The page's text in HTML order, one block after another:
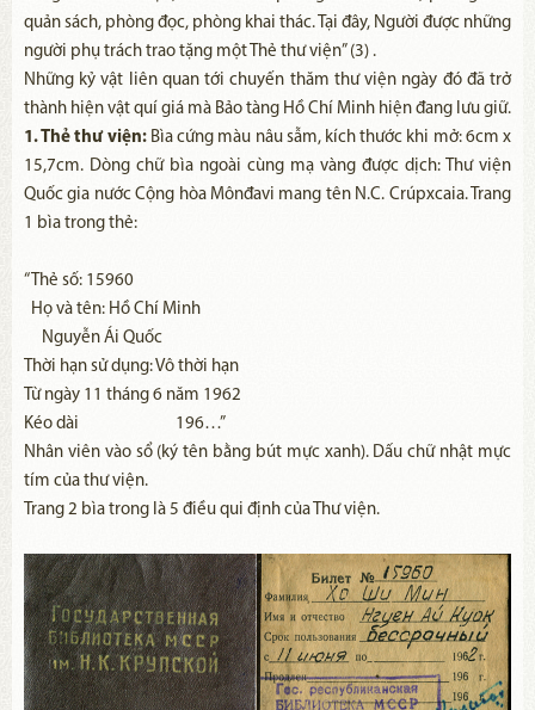
quản sách, phòng đọc, phòng khai thác. Tại đây, Người được những
người phụ trách trao tặng một Thẻ thư viện” (3) .
Những kỷ vật liên quan tới chuyến thăm thư viện ngày đó đã trở
thành hiện vật quí giá mà Bảo tàng Hồ Chí Minh hiện đang lưu giữ.
1. Thẻ thư viện:Bìa cứng màu nâu sẫm, kích thước khi mở: 6cm x
15,7cm. Dòng chữ bìa ngoài cùng mạ vàng được dịch: Thư viện
Quốc gia nước Cộng hòa Mônđavi mang tên N.C. Crúpxcaia. Trang
1 bìa trong thẻ:
“Thẻ số: 15960
Họ và tên: Hồ Chí Minh
Nguyễn Ái Quốc
Thời hạn sử dụng: Vô thời hạn
Từ ngày 11 tháng 6 năm 1962
Kéo dài 196…”
Nhân viên vào sổ (ký tên bằng bút mực xanh). Dấu chữ nhật mực
tím của thư viện.
Trang 2 bìa trong là 5 điều qui định của Thư viện.